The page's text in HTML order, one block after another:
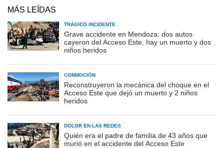
MÁS LEÍDAS
TRÁGICO INCIDENTE
Grave accidente en Mendoza: dos autos
cayeron del Acceso Este, hay un muerto y dos
niños heridos
CONMOCIÓN
Reconstruyeron la mecánica del choque en el
Acceso Este que dejó un muerto y 2 niños
heridos
DOLOR EN LAS REDES
Quién era el padre de familia de 43 años que
murió en el accidente del Acceso Este